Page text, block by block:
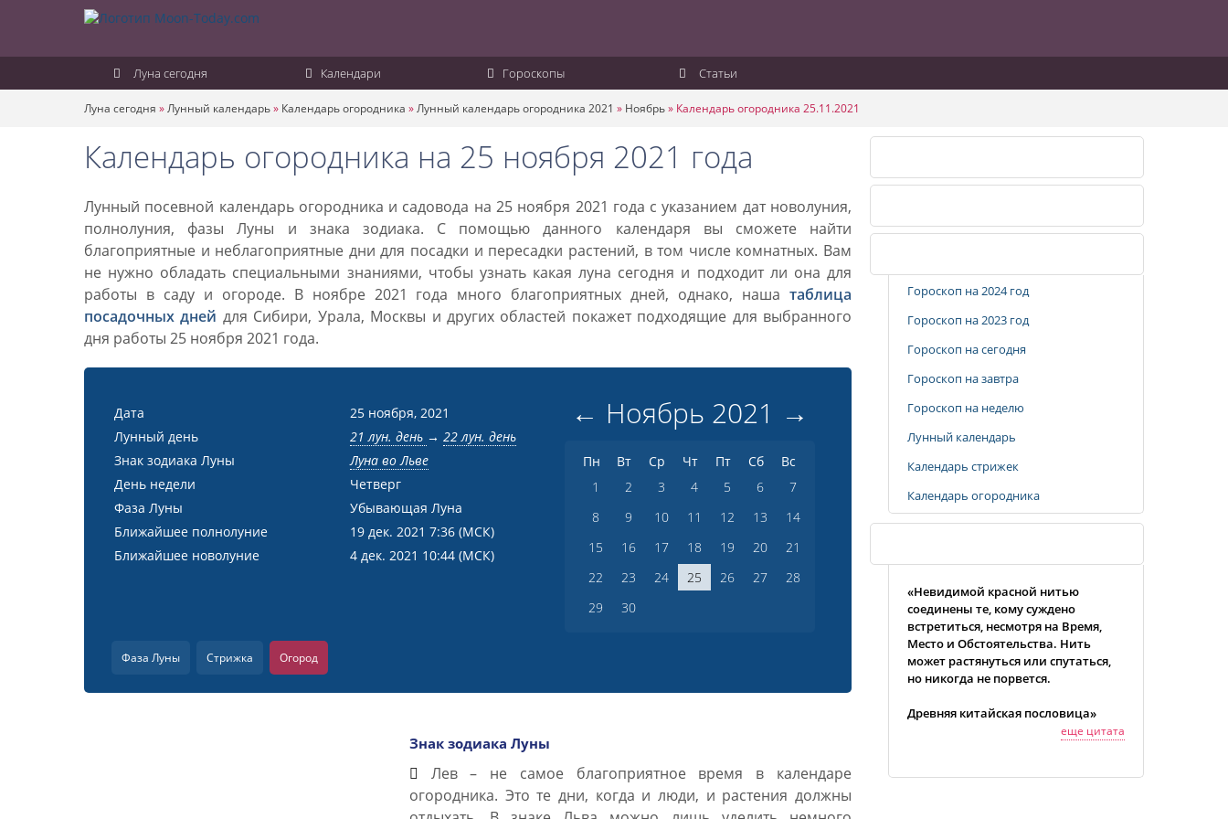
Луна сегодня Календари Гороскопы Статьи
Луна сегодня »Лунный календарь» Календарь огородника »Лунный календарь огородника 2021 » Ноябрь» Календарь огородника 25.11.2021
Календарь огородника на 25 ноября 2021 года
Лунный посевной календарь огородника и садовода на 25 ноября 2021 года с указанием дат новолуния,
полнолуния, фазы Луны и знака зодиака. С помощью данного календаря вы сможете найти
благоприятные и неблагоприятные дни для посадки и пересадки растений, в том числе комнатных. Вам
не нужно обладать специальными знаниями, чтобы узнать какая луна сегодня и подходит ли она для
работы в саду и огороде. В ноябре 2021 года много благоприятных дней, однако, наша таблица
посадочных дней для Сибири, Урала, Москвы и других областей покажет подходящие для выбранного
дня работы 25 ноября 2021 года.
Дата
25 ноября, 2021
Лунный день
21 лун. день → 22 лун. день
Знак зодиака Луны
Луна во Льве
День недели
Четверг
Фаза Луны
Убывающая Луна
Ближайшее полнолуние
19 дек. 2021 7:36 (МСК)
Ближайшее новолуние
4 дек. 2021 10:44 (МСК)
← Ноябрь 2021 →
Пн Вт Ср Чт Пт Сб
Вс
1
2 3 4 5 6
7
8
9 10 11 12 13
14
15
16 17 18 19 20
21
22
23 24 25 26 27
28
29
30
Фаза Луны Стрижка Огород
Знак зодиака Луны
Лев – не самое благоприятное время в календаре
огородника. Это те дни, когда и люди, и растения должны
Гороскоп на 2024 год
Гороскоп на 2023 год
Гороскоп на сегодня
Гороскоп на завтра
Гороскоп на неделю
Лунный календарь
Календарь стрижек
Календарь огородника
«Невидимой красной нитью
соединены те, кому суждено
встретиться, несмотря на Время,
Место и Обстоятельства. Нить
может растянуться или спутаться,
но никогда не порвется.
Древняя китайская пословица»
еще цитата